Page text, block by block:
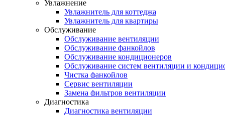
Увлажнение
Увлажнитель для коттеджа
Увлажнитель для квартиры
Обслуживание
Обслуживание вентиляции
Обслуживание фанкойлов
Обслуживание кондиционеров
Обслуживание систем вентиляции и
Чистка фанкойлов
Сервис вентиляции
Замена фильтров вентиляции
Диагностика
Диагностика вентиляции